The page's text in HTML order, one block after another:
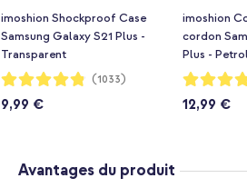
imoshion Shockproof Case
Samsung Galaxy S21 Plus -
Transparent
Notation:
96%
(1033)
9,99 €
imoshion
cordon
Plus -
Notation:
94%
12,99 €
Avantages du produit